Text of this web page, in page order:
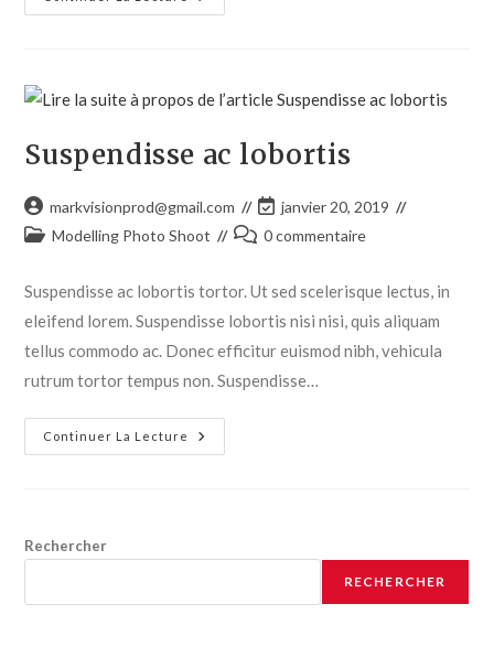
Suspendisse ac lobortis
markvisionprod@gmail.com
janvier 20, 2019
Modelling Photo Shoot
0 commentaire
Suspendisse ac lobortis tortor. Ut sed scelerisque lectus, in
eleifend lorem. Suspendisse lobortis nisi nisi, quis aliquam
tellus commodo ac. Donec efficitur euismod nibh, vehicula
rutrum tortor tempus non. Suspendisse…
Continuer La Lecture
Rechercher
RECHERCHER